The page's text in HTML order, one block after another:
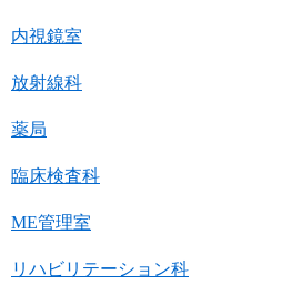
内視鏡室
放射線科
薬局
臨床検査科
ME管理室
リハビリテーション科